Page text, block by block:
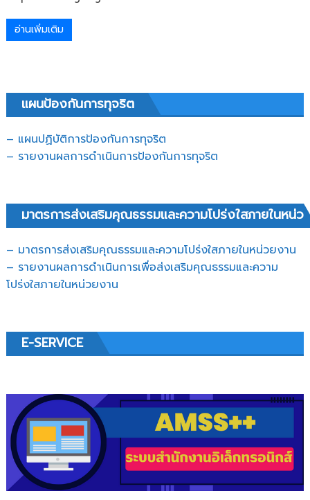
อ่านเพิ่มเติม
แผนป้องกันการทุจริต
– แผนปฏิบัติการป้องกันการทุจริต
– รายงานผลการดำเนินการป้องกันการทุจริต
มาตรการส่งเสริมคุณธรรมและความโปร่งใสภายในหน่ว
– มาตรการส่งเสริมคุณธรรมและความโปร่งใสภายในหน่วยงาน
– รายงานผลการดำเนินการเพื่อส่งเสริมคุณธรรมและความ
โปร่งใสภายในหน่วยงาน
E-SERVICE